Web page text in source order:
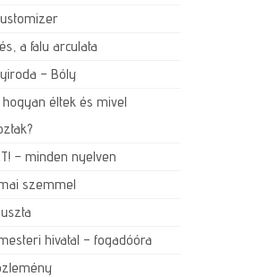
a falu arculata
– Bóly
hogyan éltek és mivel
– minden nyelven
szemmel
hivatal – fogadóóra